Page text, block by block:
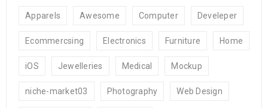
Apparels Awesome Computer Develeper
Ecommercsing Electronics Furniture Home
iOS Jewelleries Medical Mockup
niche-market03 Photography Web Design